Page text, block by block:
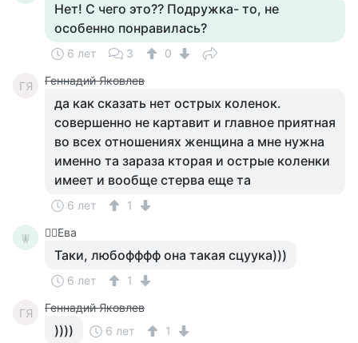
Нет! С чего это?? Подружка- то, не
особенно понравилась?
6 лет 3 0
ГЯ Геннадий Яковлев
да как сказать нет острых коленок.
совершенно не картавит и главное приятная
во всех отношениях женщина а мне нужна
именно та зараза кторая и острые коленки
имеет и вообще стерва еще та
6 лет 1
🧚‍ 🧚‍♀️Ева
Таки, любофффф она такая сцуука)))
6 лет 1
ГЯ Геннадий Яковлев
)))) 6 лет 1